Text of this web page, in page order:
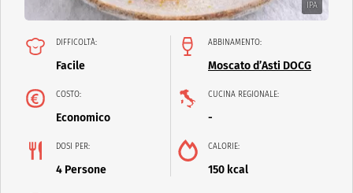
IPA
DIFFICOLTÀ:
Facile
ABBINAMENTO:
Moscato d’Asti DOCG
COSTO:
Economico
CUCINA REGIONALE:
-
DOSI PER:
4 Persone
CALORIE:
150 kcal